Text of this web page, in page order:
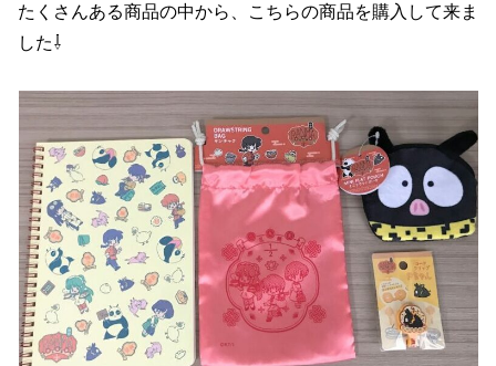
たくさんある商品の中から、こちらの商品を購入して来ま
した⇩